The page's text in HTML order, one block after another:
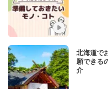
北海道で
願できる
介